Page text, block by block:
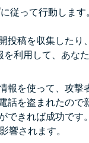
従って行動します。
投稿を収集した
を利用して、あな
報を使って、攻撃
話を盗まれたの
できれば成功で
響されます。